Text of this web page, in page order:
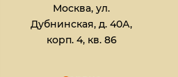
Москва, ул.
Дубнинская, д. 40А,
корп. 4, кв. 86